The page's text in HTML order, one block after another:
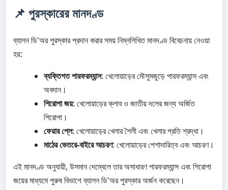
📌 পুরস্কারের মানদণ্ড
ব্যালন ডি'অর পুরস্কার প্রদান করার সময় নিম্নলিখিত মানদণ্ড বিবেচনায় নেওয়া
হয়:
ব্যক্তিগত পারফরম্যান্স: খেলোয়াড়ের মৌসুমজুড়ে পারফরম্যান্স এবং
অবদান।
শিরোপা জয়: খেলোয়াড়ের ক্লাব ও জাতীয় দলের জন্য অর্জিত
শিরোপা।
ফেয়ার প্লে: খেলোয়াড়ের খেলার শৈলী এবং খেলার প্রতি শ্রদ্ধা।
মাঠের ভেতরে-বাইরে আচরণ: খেলোয়াড়ের পেশাদারিত্ব এবং আচরণ।
এই মানদণ্ড অনুযায়ী, উসমান দেম্বেলে তার অসাধারণ পারফরম্যান্স এবং শিরোপা
জয়ের মাধ্যমে পুরুষ বিভাগে ব্যালন ডি'অর পুরস্কার অর্জন করেছেন।